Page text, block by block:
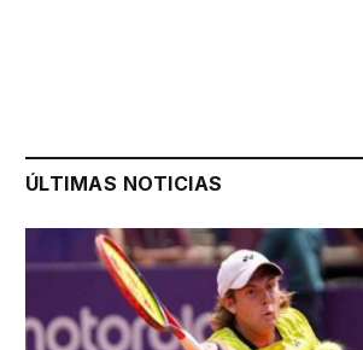
ÚLTIMAS NOTICIAS